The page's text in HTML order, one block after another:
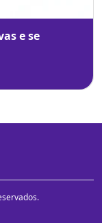
e se